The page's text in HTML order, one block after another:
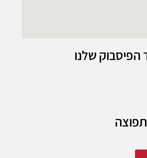
הפיסבוק שלנו